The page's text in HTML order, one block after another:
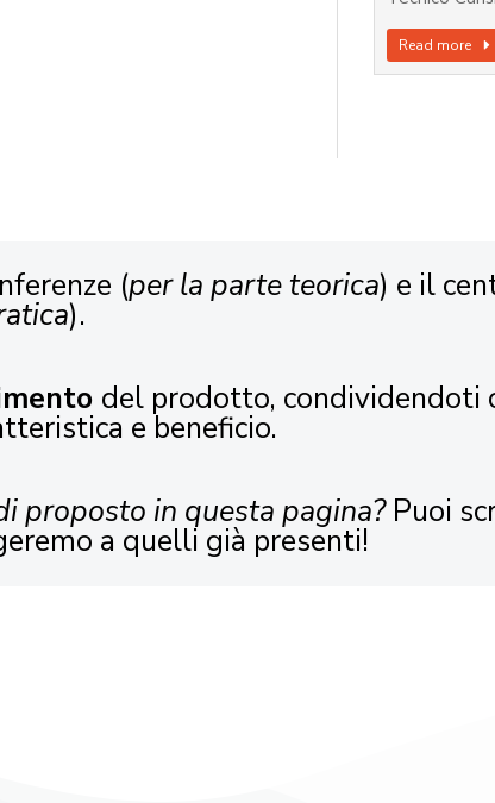
Read more
(per la parte teorica) e il
).
del prodotto, condividendoti
e beneficio.
proposto in questa pagina?Puoi
a quelli già presenti!